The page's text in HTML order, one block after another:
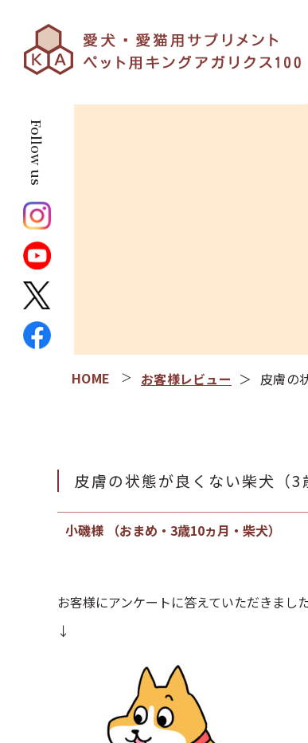
お客様レビュー 皮膚の
Follow us
皮膚の状態が良くない柴犬（3
小磯様 （おまめ・3歳10ヵ月・柴犬）
お客様にアンケートに答えていただきました
↓